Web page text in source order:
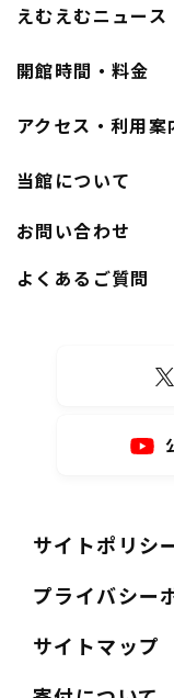
えむえむニュース
開館時間・料金
アクセス・利用案
当館について
お問い合わせ
よくあるご質問
サイトポリシ
プライバシー
サイトマップ